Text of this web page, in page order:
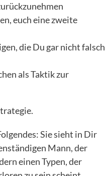
euch eine zweite
die Du gar nicht falsch
als Taktik zur
Sie sieht in Dir
Mann, der
einen Typen, der